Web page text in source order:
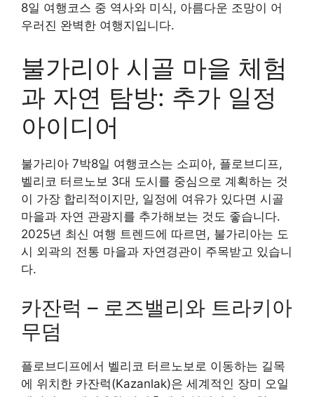
8일 여행코스 중 역사와 미식, 아름다운 조망이 어
우러진 완벽한 여행지입니다.
불가리아 시골 마을 체험
과 자연 탐방: 추가 일정
아이디어
불가리아 7박8일 여행코스는 소피아, 플로브디프,
벨리코 터르노보 3대 도시를 중심으로 계획하는 것
이 가장 합리적이지만, 일정에 여유가 있다면 시골
마을과 자연 관광지를 추가해보는 것도 좋습니다.
2025년 최신 여행 트렌드에 따르면, 불가리아는 도
시 외곽의 전통 마을과 자연경관이 주목받고 있습니
다.
카잔럭 – 로즈밸리와 트라키아
무덤
플로브디프에서 벨리코 터르노보로 이동하는 길목
에 위치한 카잔럭(Kazanlak)은 세계적인 장미 오일